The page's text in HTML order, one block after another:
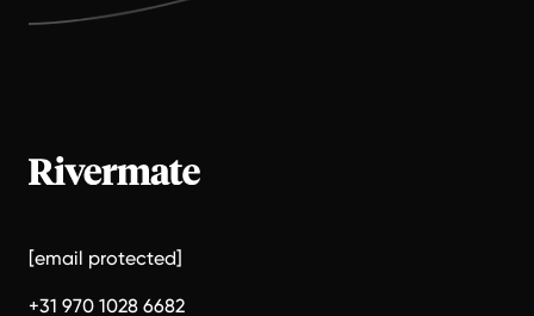
[email protected]
+31 970 1028 6682